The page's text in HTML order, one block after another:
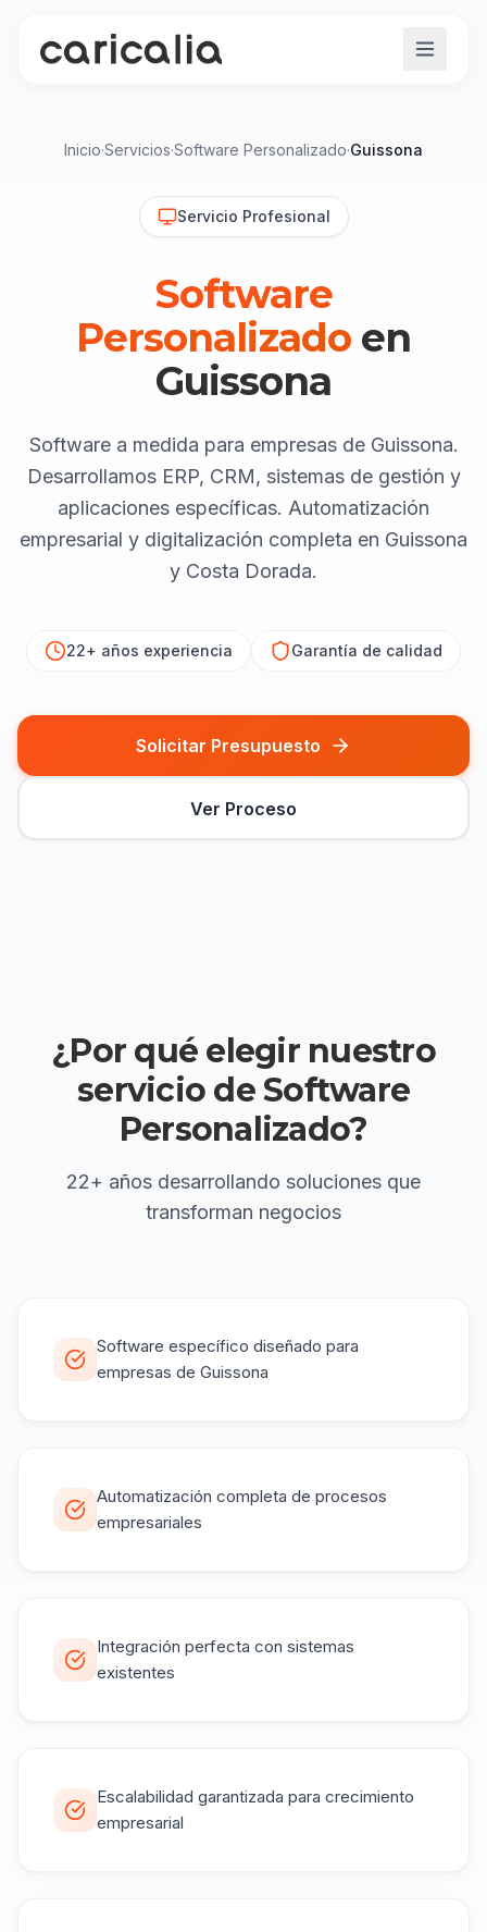
Inicio·Servicios·Software Personalizado·Guissona
Servicio Profesional
Software
Personalizado en
Guissona
Software a medida para empresas de Guissona.
Desarrollamos ERP, CRM, sistemas de gestión y
aplicaciones específicas. Automatización
empresarial y digitalización completa en Guissona
y Costa Dorada.
22+ años experiencia Garantía de calidad
Solicitar Presupuesto
Ver Proceso
¿Por qué elegir nuestro
servicio deSoftware
Personalizado?
22+ años desarrollando soluciones que
transforman negocios
Software específico diseñado para
empresas de Guissona
Automatización completa de procesos
empresariales
Integración perfecta con sistemas
existentes
Escalabilidad garantizada para crecimiento
empresarial